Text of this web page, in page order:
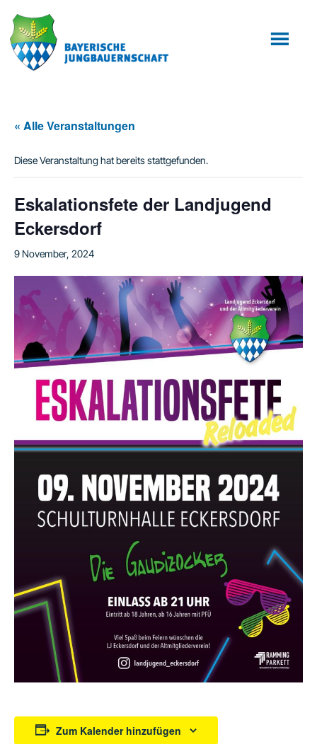
Inhalt
springen
Fußzeile
springen
« Alle Veranstaltungen
Diese Veranstaltung hat bereits stattgefunden.
Eskalationsfete der Landjugend
Eckersdorf
9 November, 2024
Zum Kalender hinzufügen